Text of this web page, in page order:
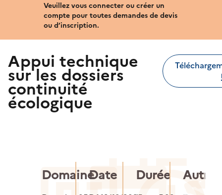
Veuillez vous connecter ou créer un
compte pour toutes demandes de devis
ou d’inscription.
Appui technique
sur les dossiers
continuité
écologique
DomaineDate Durée